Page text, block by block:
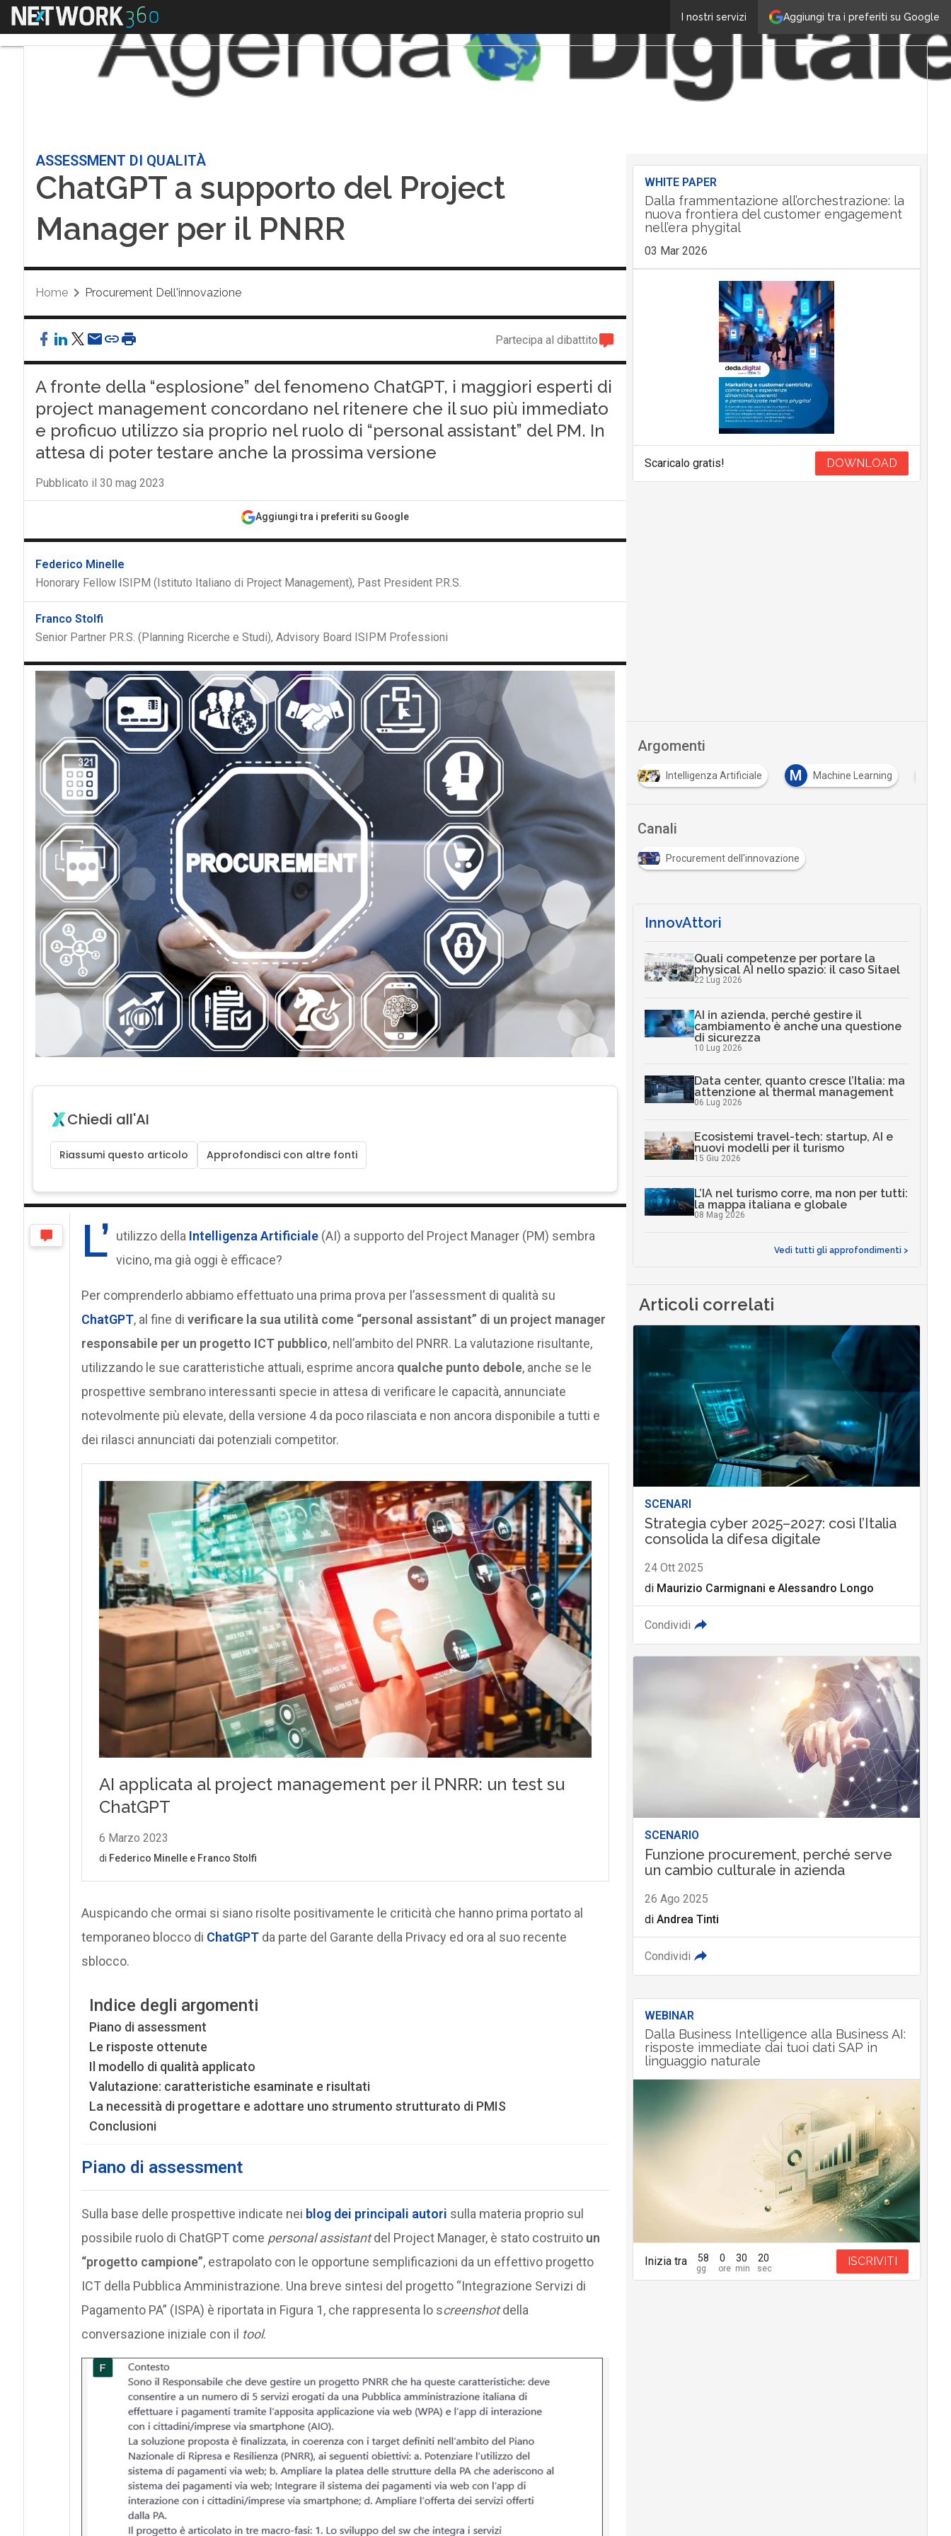
Aggiungi tra i preferiti su Google
I nostri servizi
Menu
ASSESSMENT DI QUALITÀ
ChatGPT a supporto del Project
Manager per il PNRR
Home Procurement Dell'innovazione
Partecipa al dibattito
A fronte della “esplosione” del fenomeno ChatGPT, i maggiori esperti di
project management concordano nel ritenere che il suo più immediato
e proficuo utilizzo sia proprio nel ruolo di “personal assistant” del PM. In
attesa di poter testare anche la prossima versione
Pubblicato il 30 mag 2023
Aggiungi tra i preferiti su Google
Federico Minelle
Honorary Fellow ISIPM (Istituto Italiano di Project Management), Past President P.R.S.
Franco Stolfi
Senior Partner P.R.S. (Planning Ricerche e Studi), Advisory Board ISIPM Professioni
Chiedi all'AI
Riassumi questo articolo Approfondisci con altre fonti
L’ utilizzo della Intelligenza Artificiale(AI) a supporto del Project Manager (PM) sembra
vicino, ma già oggi è efficace?
Per comprenderlo abbiamo effettuato una prima prova per l’assessment di qualità su
ChatGPT, al fine di verificare la sua utilità come “personal assistant” di un project manager
responsabile per un progetto ICT pubblico, nell’ambito del PNRR. La valutazione risultante,
utilizzando le sue caratteristiche attuali, esprime ancora qualche punto debole, anche se le
prospettive sembrano interessanti specie in attesa di verificare le capacità, annunciate
notevolmente più elevate, della versione 4 da poco rilasciata e non ancora disponibile a tutti e
dei rilasci annunciati dai potenziali competitor.
Auspicando che ormai si siano risolte positivamente le criticità che hanno prima portato al
temporaneo blocco di ChatGPTda parte del Garante della Privacy ed ora al suo recente
sblocco.
Indice degli argomenti
Piano di assessment
Le risposte ottenute
Il modello di qualità applicato
Valutazione: caratteristiche esaminate e risultati
La necessità di progettare e adottare uno strumento strutturato di PMIS
Conclusioni
Piano di assessment
Sulla base delle prospettive indicate nei blog dei principali autori sulla materia proprio sul
possibile ruolo di ChatGPT come personal assistantdel Project Manager, è stato costruito un
“progetto campione”, estrapolato con le opportune semplificazioni da un effettivo progetto
ICT della Pubblica Amministrazione. Una breve sintesi del progetto “Integrazione Servizi di
Pagamento PA” (ISPA) è riportata in Figura 1, che rappresenta lo screenshotdella
conversazione iniziale con il tool.
WHITE PAPER
Dalla frammentazione all’orchestrazione: la
nuova frontiera del customer engagement
nell’era phygital
03 Mar 2026
Scaricalo gratis! DOWNLOAD
Argomenti
E-governance Intelligenza Artificiale M Machine Learning PNRR P procurement
Canali
Procurement dell'innovazione
InnovAttori
Quali competenze per portare la
physical AI nello spazio: il caso Sitael
22 Lug 2026
AI in azienda, perché gestire il
cambiamento è anche una questione
di sicurezza
10 Lug 2026
Data center, quanto cresce l’Italia: ma
attenzione al thermal management
06 Lug 2026
Ecosistemi travel-tech: startup, AI e
nuovi modelli per il turismo
15 Giu 2026
L’IA nel turismo corre, ma non per tutti:
la mappa italiana e globale
08 Mag 2026
Vedi tutti gli approfondimenti >
Articoli correlati
SCENARI
Strategia cyber 2025–2027: così l’Italia
consolida la difesa digitale
24 Ott 2025
di Maurizio Carmignani e Alessandro Longo
Condividi
SCENARIO
Funzione procurement, perché serve
un cambio culturale in azienda
26 Ago 2025
di Andrea Tinti
Condividi
WEBINAR
Dalla Business Intelligence alla Business AI:
risposte immediate dai tuoi dati SAP in
linguaggio naturale
Inizia tra 58 0 30 18 ISCRIVITI